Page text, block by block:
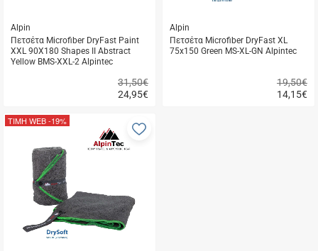
Alpin
Πετσέτα Microfiber DryFast Paint
XXL 90X180 Shapes II Abstract
Yellow BMS-XXL-2 Alpintec
24,95€
31,50€
αγορά
Alpin
Πετσέτα Microfiber DryFast XL
75x150 Green MS-XL-GN Alpintec
14,15€
19,50€
ΤΙΜΗ WEB-19%
Προσθήκη